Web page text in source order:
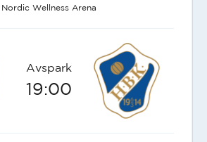
Nordic Wellness Arena
Avspark
19:00